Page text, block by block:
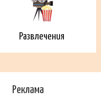
Развлечения
Реклама